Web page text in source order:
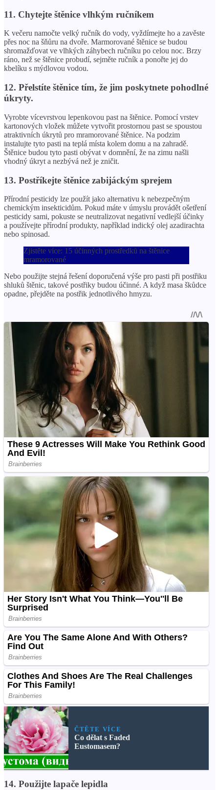
11. Chytejte štěnice vlhkým ručníkem
K večeru namočte velký ručník do vody, vyždímejte ho a zavěste
přes noc na šňůru na dvoře. Marmorované štěnice se budou
shromažďovat ve vlhkých záhybech ručníku po celou noc. Brzy
ráno, než se štěnice probudí, sejměte ručník a ponořte jej do
kbelíku s mýdlovou vodou.
12. Přelstíte štěnice tím, že jim poskytnete pohodlné
úkryty.
Vyrobte vícevrstvou lepenkovou past na štěnice. Pomocí vrstev
kartonových vložek můžete vytvořit prostornou past se spoustou
atraktivních úkrytů pro mramorované štěnice. Na podzim
instalujte tyto pasti na teplá místa kolem domu a na zahradě.
Štěnice budou tyto pasti obývat v domnění, že na zimu našli
vhodný úkryt a nezbývá než je zničit.
13. Postříkejte štěnice zabijáckým sprejem
Přírodní pesticidy lze použít jako alternativu k nebezpečným
chemickým insekticidům. Pokud máte v úmyslu provádět ošetření
pesticidy sami, pokuste se neutralizovat negativní vedlejší účinky
a používejte přírodní produkty, například indický olej azadirachta
nebo spinosad.
Zjistěte více: 15 účinných prostředků na štěnice
mramorované
Nebo použijte stejná řešení doporučená výše pro pasti při postřiku
shluků štěnic, takové postřiky budou účinné. A když masa škůdce
opadne, přejděte na postřik jednotlivého hmyzu.
ČTĚTE VÍCE
Co dělat s Faded
Eustomasem?
14. Použijte lapače lepidla